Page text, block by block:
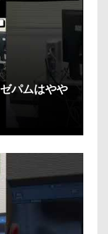
パムはやや